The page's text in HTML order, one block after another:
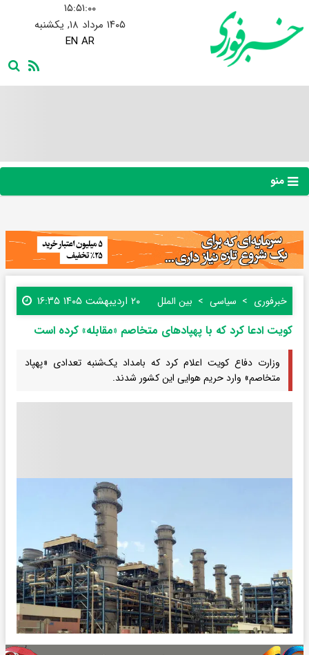
۱۵:۵۱:۰۰
۱۴۰۵ مرداد ۱۸, یکشنبه
EN AR
منو
خبرفوری سیاسی بین الملل ۲۰ اردیبهشت ۱۴۰۵ ۱۶:۳۵
کویت ادعا کرد که با پهپادهای متخاصم «مقابله» کرده است
وزارت دفاع کویت اعلام کرد که بامداد یک‌شنبه تعدادی «پهپاد
متخاصم» وارد حریم هوایی این کشور شدند.